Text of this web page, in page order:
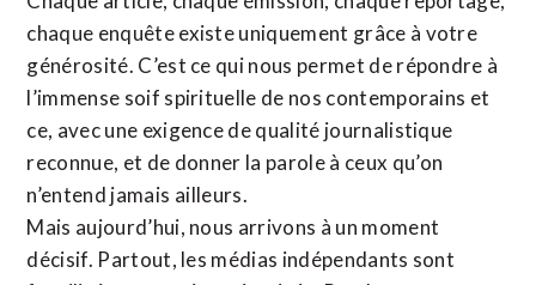
chaque enquête existe uniquement grâce à votre
générosité. C’est ce qui nous permet de répondre à
l’immense soif spirituelle de nos contemporains et
ce, avec une exigence de qualité journalistique
reconnue, et de donner la parole à ceux qu’on
n’entend jamais ailleurs.
Mais aujourd’hui, nous arrivons à un moment
décisif. Partout, les médias indépendants sont